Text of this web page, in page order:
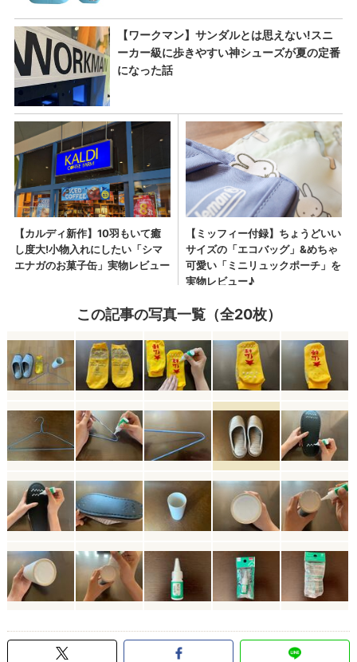
この記事の写真一覧（全20枚）